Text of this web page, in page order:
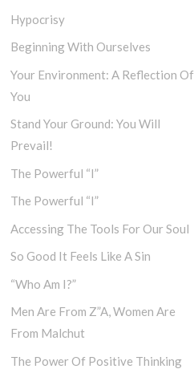
Hypocrisy
Beginning With Ourselves
Your Environment: A Reflection Of
You
Stand Your Ground: You Will
Prevail!
The Powerful “I”
The Powerful “I”
Accessing The Tools For Our Soul
So Good It Feels Like A Sin
“Who Am I?”
Men Are From Z”a, Women Are
From Malchut
The Power Of Positive Thinking